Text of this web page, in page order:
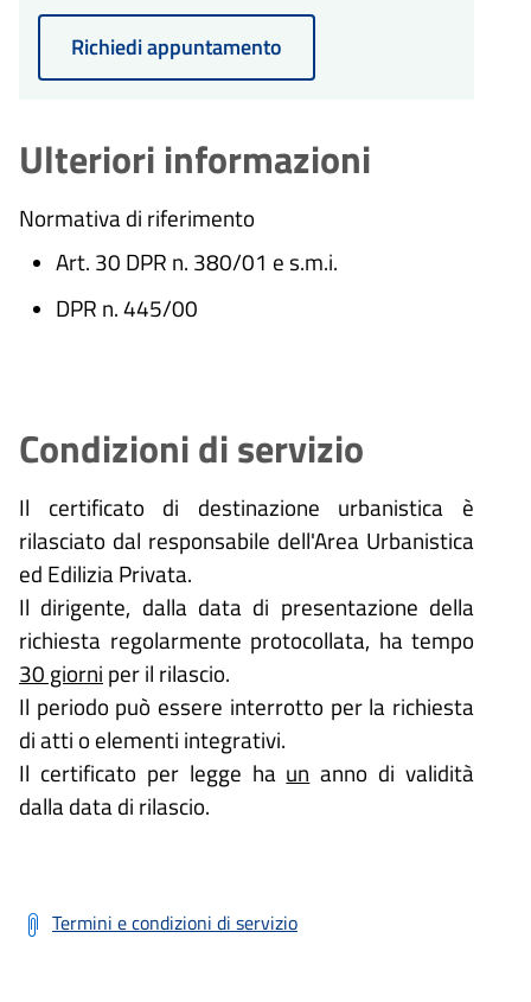
Richiedi appuntamento
Ulteriori informazioni
Normativa di riferimento
Art. 30 DPR n. 380/01 e s.m.i.
DPR n. 445/00
Condizioni di servizio
Il certificato di destinazione urbanistica è
rilasciato dal responsabile dell'Area Urbanistica
ed Edilizia Privata.
Il dirigente, dalla data di presentazione della
richiesta regolarmente protocollata, ha tempo
30 giorni per il rilascio.
Il periodo può essere interrotto per la richiesta
di atti o elementi integrativi.
Il certificato per legge ha un anno di validità
dalla data di rilascio.
Termini e condizioni di servizio